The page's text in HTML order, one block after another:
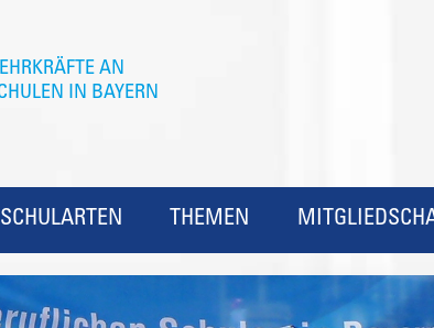
SCHULARTEN THEMEN